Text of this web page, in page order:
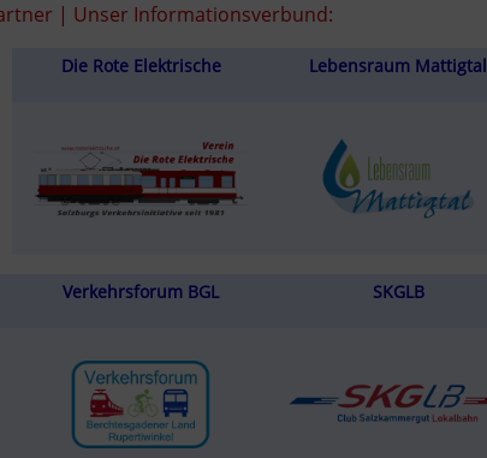
| Unser Informationsverbund:
Die Rote Elektrische Lebensraum Mattigtal
Verkehrsforum BGL SKGLB